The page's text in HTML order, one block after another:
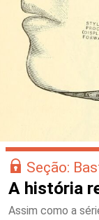
Seção:
A história
Assim como a